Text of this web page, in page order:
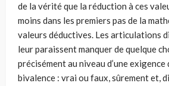
de la vérité que la réduction à ces
moins dans les premiers pas de la
valeurs déductives. Les articulations
leur paraissent manquer de quelque
précisément au niveau d’une
bivalence : vrai ou faux, sûrement et,